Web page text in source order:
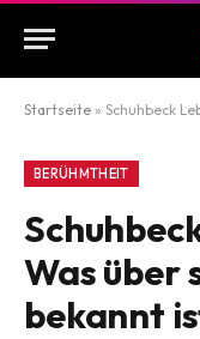
Startseite » Schuhbeck
BERÜHMTHEIT
Was über
bekannt